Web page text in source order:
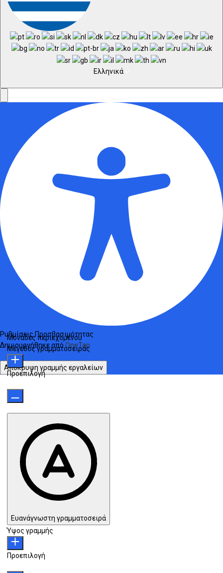
Ελληνικά
Ρυθμίσεις Προσβασιμότητας
Δημιουργήθηκε από OneTap
Απόκρυψη γραμμής εργαλείων
Μονάδες περιεχομένου
Μέγεθος γραμματοσειράς
Προεπιλογή
Ευανάγνωστη γραμματοσειρά
Ύψος γραμμής
Προεπιλογή